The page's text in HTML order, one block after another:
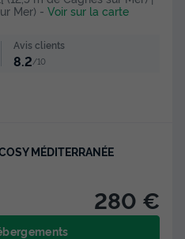
Mer) - Voir sur la carte
Avis clients
8.2/10
MÉDITERRANÉE
280 €